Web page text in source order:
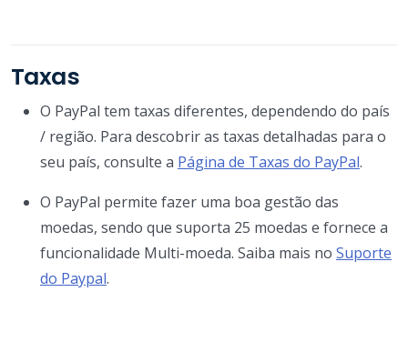
Taxas
O PayPal tem taxas diferentes, dependendo do país
/ região. Para descobrir as taxas detalhadas para o
seu país, consulte a Página de Taxas do PayPal.
O PayPal permite fazer uma boa gestão das
moedas, sendo que suporta 25 moedas e fornece a
funcionalidade Multi-moeda. Saiba mais no Suporte
do Paypal.